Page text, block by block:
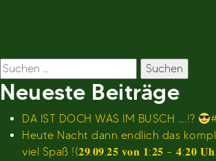
Suchen
nach:
Neueste Beiträge
DA IST DOCH WAS IM BUSCH ….!?
Heute Nacht dann endlich das
viel Spaß !(𝟐𝟗.𝟎𝟗.𝟐𝟓 𝐯𝐨𝐧 𝟏:𝟐𝟓 –